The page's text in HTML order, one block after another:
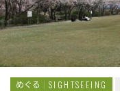
めぐる SIGHTSEEING